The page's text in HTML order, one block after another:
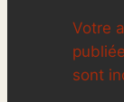
Votre
sont